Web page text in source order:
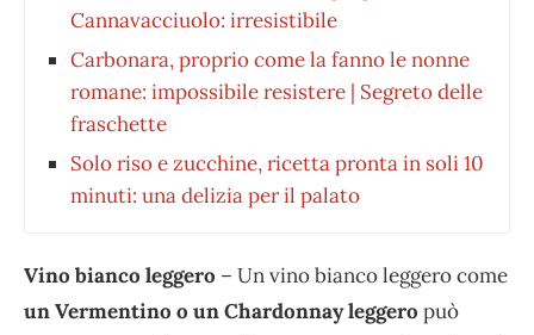
Cannavacciuolo: irresistibile
Carbonara, proprio come la fanno le nonne
romane: impossibile resistere | Segreto delle
fraschette
Solo riso e zucchine, ricetta pronta in soli 10
minuti: una delizia per il palato
Vino bianco leggero – Un vino bianco leggero come
un Vermentino o un Chardonnay leggero può